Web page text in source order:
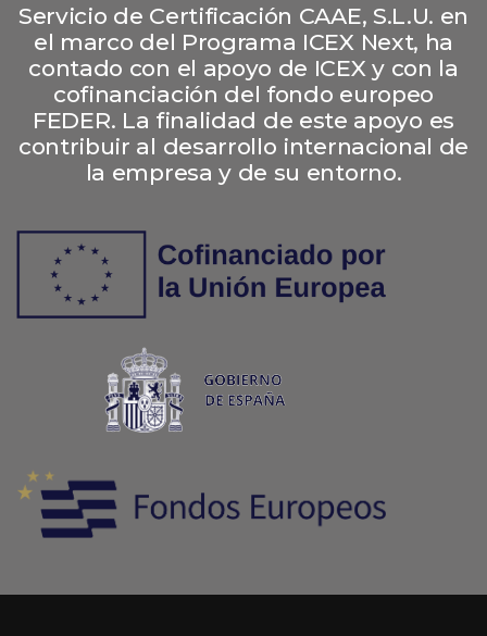
Servicio de Certificación CAAE, S.L.U. en
el marco del Programa ICEX Next, ha
contado con el apoyo de ICEX y con la
cofinanciación del fondo europeo
FEDER. La finalidad de este apoyo es
contribuir al desarrollo internacional de
la empresa y de su entorno.